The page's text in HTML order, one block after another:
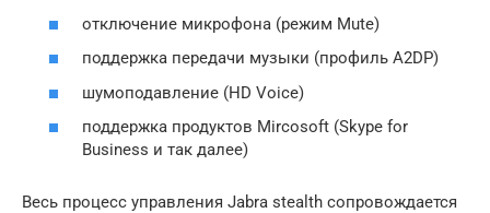
отключение микрофона (режим Mute)
поддержка передачи музыки (профиль A2DP)
шумоподавление (HD Voice)
поддержка продуктов Mircosoft (Skype for
Business и так далее)
Весь процесс управления Jabra stealth сопровождается